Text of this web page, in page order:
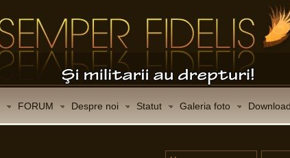
FORUM Despre noi Statut Galeria foto